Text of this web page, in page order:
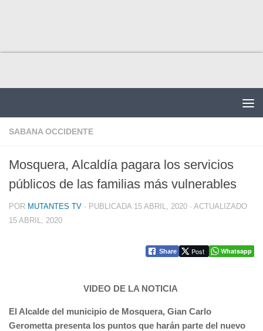
SABANA OCCIDENTE
Mosquera, Alcaldía pagara los servicios
públicos de las familias más vulnerables
POR MUTANTES TV · PUBLICADA 15 ABRIL, 2020 · ACTUALIZADO
15 ABRIL, 2020
Share Post Whatsapp
VIDEO DE LA NOTICIA
El Alcalde del municipio de Mosquera, Gian Carlo
Gerometta presenta los puntos que harán parte del nuevo